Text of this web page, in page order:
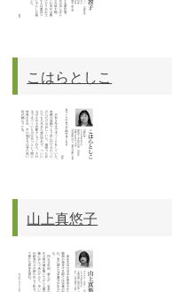
こはらとしこ
山上真悠子